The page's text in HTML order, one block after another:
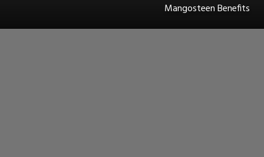
Mangosteen Benefits